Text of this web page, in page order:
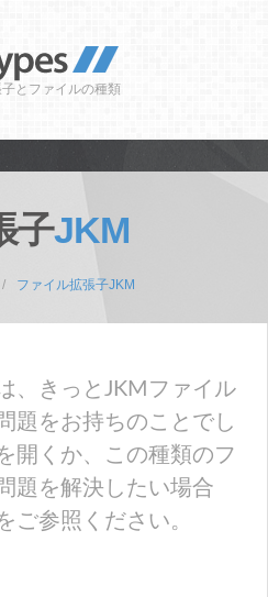
とファイルの種類
子JKM
ファイル拡張子JKM
、きっとJKMファイル
題をお持ちのことでし
開くか、この種類のフ
題を解決したい場合
ご参照ください。